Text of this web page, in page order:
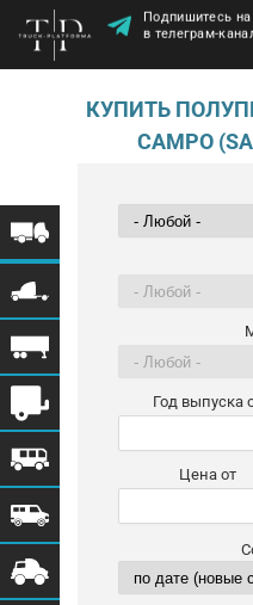
Подпишитесь на
в телеграм-
КУПИТЬ
САМРО
Год выпуска
Цена от